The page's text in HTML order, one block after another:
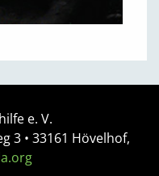
e. V.
3 • 33161 Hövelhof,